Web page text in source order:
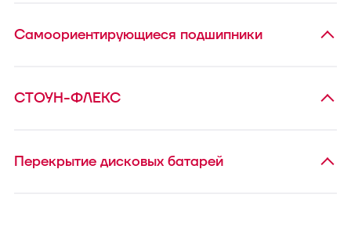
Самоориентирующиеся подшипники
СТОУН-ФЛЕКС
Перекрытие дисковых батарей